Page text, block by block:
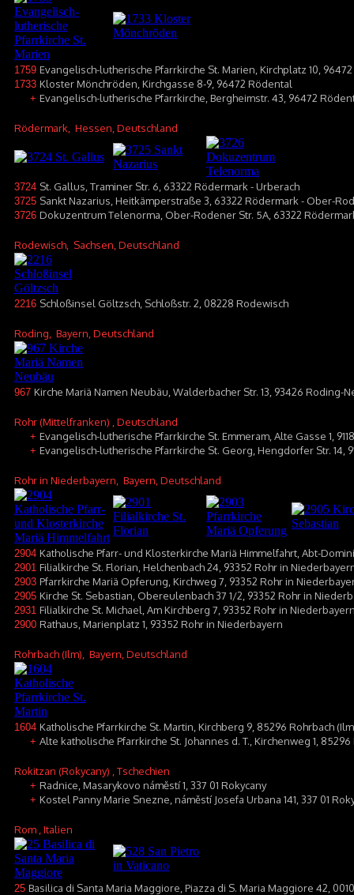
1759 Evangelisch-lutherische Pfarrkirche St. Marien, Kirchplatz 10,
1733 Kloster Mönchröden, Kirchgasse 8-9, 96472 Rödental
+ Evangelisch-lutherische Pfarrkirche, Bergheimstr. 43, 96472
Rödermark , Hessen, Deutschland
3724 St. Gallus, Traminer Str. 6, 63322 Rödermark - Urberach
3725 Sankt Nazarius, Heitkämperstraße 3, 63322 Rödermark - Ober-
3726 Dokuzentrum Telenorma, Ober-Rodener Str. 5A, 63322
Rodewisch , Sachsen, Deutschland
2216 Schloßinsel Göltzsch, Schloßstr. 2, 08228 Rodewisch
Roding , Bayern, Deutschland
967 Kirche Mariä Namen Neubäu, Walderbacher Str. 13, 93426 Roding-
Rohr (Mittelfranken) , Deutschland
+ Evangelisch-lutherische Pfarrkirche St. Emmeram, Alte Gasse 1,
+ Evangelisch-lutherische Pfarrkirche St. Georg, Hengdorfer Str. 14,
Rohr in Niederbayern , Bayern, Deutschland
2904 Katholische Pfarr- und Klosterkirche Mariä Himmelfahrt, Abt-
2901 Filialkirche St. Florian, Helchenbach 24, 93352 Rohr in
2903 Pfarrkirche Mariä Opferung, Kirchweg 7, 93352 Rohr in
2905 Kirche St. Sebastian, Obereulenbach 37 1/2, 93352 Rohr in
2931 Filialkirche St. Michael, Am Kirchberg 7, 93352 Rohr in
2900 Rathaus, Marienplatz 1, 93352 Rohr in Niederbayern
Rohrbach (Ilm) , Bayern, Deutschland
1604 Katholische Pfarrkirche St. Martin, Kirchberg 9, 85296 Rohrbach
+ Alte katholische Pfarrkirche St. Johannes d. T., Kirchenweg 1,
Rokitzan (Rokycany) , Tschechien
+ Radnice, Masarykovo náměstí 1, 337 01 Rokycany
+ Kostel Panny Marie Snezne, náměstí Josefa Urbana 141, 337 01
Rom , Italien
25 Basilica di Santa Maria Maggiore, Piazza di S. Maria Maggiore 42,